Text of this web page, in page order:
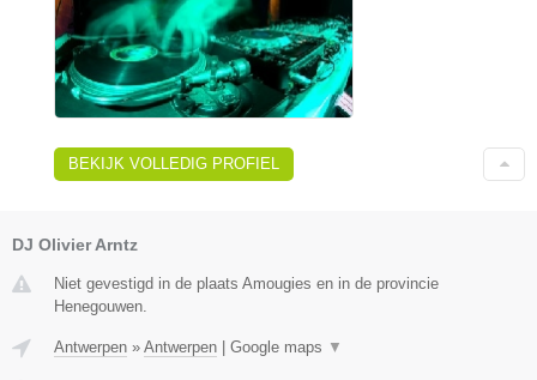
BEKIJK VOLLEDIG PROFIEL
DJ Olivier Arntz
Niet gevestigd in de plaats Amougies en in de provincie
Henegouwen.
Antwerpen » Antwerpen | Google maps ▼